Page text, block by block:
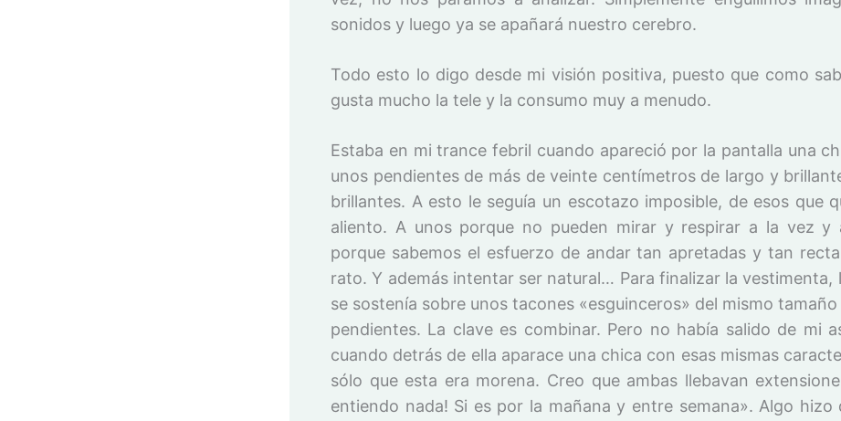
sonidos y luego ya se apañará nuestro cerebro.
Todo esto lo digo desde mi visión positiva, puesto que como
gusta mucho la tele y la consumo muy a menudo.
Estaba en mi trance febril cuando apareció por la pantalla una
unos pendientes de más de veinte centímetros de largo y
brillantes. A esto le seguía un escotazo imposible, de esos que
aliento. A unos porque no pueden mirar y respirar a la vez y
porque sabemos el esfuerzo de andar tan apretadas y tan
rato. Y además intentar ser natural… Para finalizar la vestimenta,
se sostenía sobre unos tacones «esguinceros» del mismo tamaño
pendientes. La clave es combinar. Pero no había salido de mi
cuando detrás de ella aparace una chica con esas mismas
sólo que esta era morena. Creo que ambas llebavan
entiendo nada! Si es por la mañana y entre semana». Algo hizo